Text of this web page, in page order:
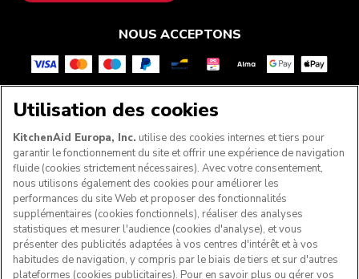
NOUS ACCEPTONS
SUIVEZ-NOUS
Utilisation des cookies
KitchenAid Europa, Inc. utilise des cookies internes et tiers pour
garantir le fonctionnement du site et offrir une expérience de navigation
fluide (cookies strictement nécessaires). Avec votre consentement,
nous utilisons également des cookies pour améliorer les
performances du site Web et proposer des fonctionnalités
supplémentaires (cookies fonctionnels), réaliser des analyses
statistiques et mesurer l'audience (cookies d'analyse), et vous
présenter des publicités adaptées à vos centres d'intérêt et à vos
habitudes de navigation, y compris par le biais de tiers et sur d'autres
plateformes (cookies publicitaires). Pour en savoir plus ou gérer vos